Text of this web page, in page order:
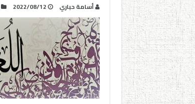
أسامة حباري 2022/08/12